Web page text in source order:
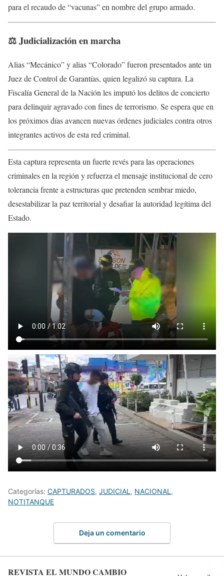
para el recaudo de “vacunas” en nombre del grupo armado.
⚖️ Judicialización en marcha
Alias “Mecánico” y alias “Colorado” fueron presentados ante un
Juez de Control de Garantías, quien legalizó su captura. La
Fiscalía General de la Nación les imputó los delitos de concierto
para delinquir agravado con fines de terrorismo. Se espera que en
los próximos días avancen nuevas órdenes judiciales contra otros
integrantes activos de esta red criminal.
Esta captura representa un fuerte revés para las operaciones
criminales en la región y refuerza el mensaje institucional de cero
tolerancia frente a estructuras que pretenden sembrar miedo,
desestabilizar la paz territorial y desafiar la autoridad legítima del
Estado.
Categorías: CAPTURADOS, JUDICIAL , NACIONAL ,
NOTITANQUE
Deja un comentario
REVISTA EL MUNDO CAMBIO